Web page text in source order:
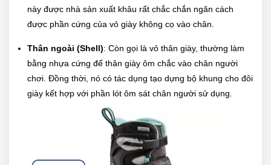
này được nhà sản xuất khâu rất chắc chắn ngăn cách
được phần cứng của vỏ giày không cọ vào chân.
Thân ngoài (Shell): Còn gọi là vỏ thân giày, thường làm
bằng nhựa cứng để thân giày ôm chắc vào chân người
chơi. Đồng thời, nó có tác dụng tạo dựng bộ khung cho đôi
giày kết hợp với phần lót ôm sát chân người sử dụng.